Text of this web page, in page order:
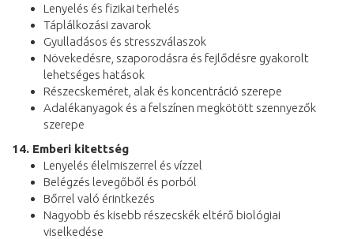
Lenyelés és fizikai terhelés
Táplálkozási zavarok
Gyulladásos és stresszválaszok
Növekedésre, szaporodásra és fejlődésre gyakorolt
lehetséges hatások
Részecskeméret, alak és koncentráció szerepe
Adalékanyagok és a felszínen megkötött szennyezők
szerepe
14. Emberi kitettség
Lenyelés élelmiszerrel és vízzel
Belégzés levegőből és porból
Bőrrel való érintkezés
Nagyobb és kisebb részecskék eltérő biológiai
viselkedése